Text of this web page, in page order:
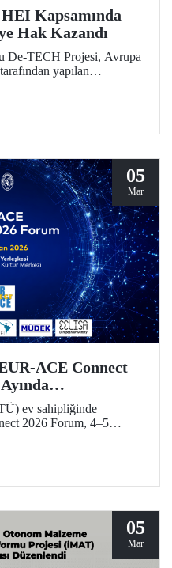
Kapsamında
Hak Kazandı
De-TECH Projesi, Avrupa
yapılan
05
Mar
ACE Connect
ev sahipliğinde
2026 Forum, 4–5
uluslararası
05
Mar